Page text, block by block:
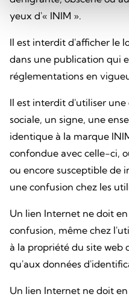
yeux d'« INIM ».
Il est interdit d'afficher le
dans une publication qui
réglementations en
Il est interdit d'utiliser
sociale, un signe, une
identique à la marque
confondue avec celle-ci,
ou encore susceptible de
une confusion chez les
Un lien Internet ne doit
confusion, même chez
à la propriété du site web
qu'aux données
Un lien Internet ne doit